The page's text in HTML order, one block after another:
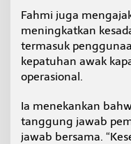
Fahmi juga
meningkatkan
termasuk
kepatuhan awak
operasional.
Ia menekankan
tanggung jawab
jawab bersama.